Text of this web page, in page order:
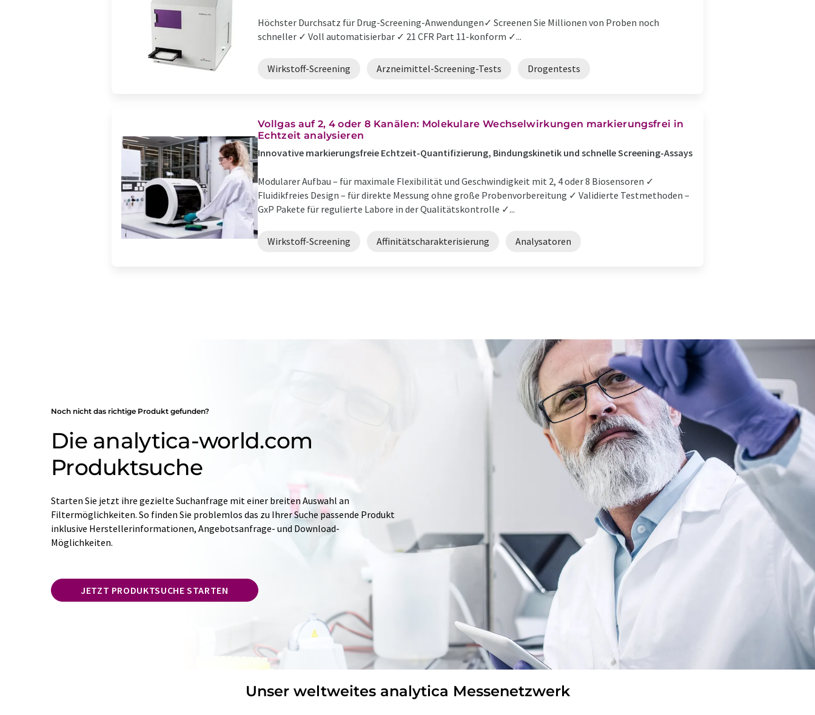
Höchster Durchsatz für Drug-Screening-Anwendungen✓ Screenen Sie Millionen von Proben noch
schneller ✓ Voll automatisierbar ✓ 21 CFR Part 11-konform ✓...
Wirkstoff-Screening Arzneimittel-Screening-Tests Drogentests
Vollgas auf 2, 4 oder 8 Kanälen: Molekulare Wechselwirkungen markierungsfrei in
Echtzeit analysieren
Innovative markierungsfreie Echtzeit-Quantifizierung, Bindungskinetik und schnelle Screening-Assays
Modularer Aufbau – für maximale Flexibilität und Geschwindigkeit mit 2, 4 oder 8 Biosensoren ✓
Fluidikfreies Design – für direkte Messung ohne große Probenvorbereitung ✓ Validierte Testmethoden –
GxP Pakete für regulierte Labore in der Qualitätskontrolle ✓...
Wirkstoff-Screening Affinitätscharakterisierung Analysatoren
Noch nicht das richtige Produkt gefunden?
Die analytica-world.com
Produktsuche
Starten Sie jetzt ihre gezielte Suchanfrage mit einer breiten Auswahl an
Filtermöglichkeiten. So finden Sie problemlos das zu Ihrer Suche passende Produkt
inklusive Herstellerinformationen, Angebotsanfrage- und Download-
Möglichkeiten.
JETZT PRODUKTSUCHE STARTEN
Unser weltweites analytica Messenetzwerk